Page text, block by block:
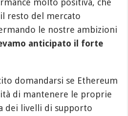
molto positiva, che
resto del mercato
le nostre ambizioni
anticipato il forte
domandarsi se Ethereum
di mantenere le proprie
dei livelli di supporto